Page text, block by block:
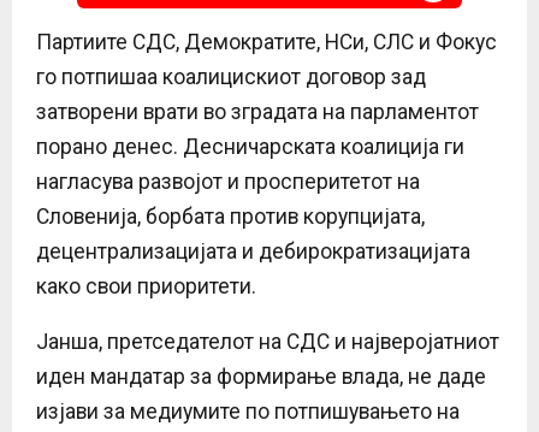
Партиите СДС, Демократите, НСи, СЛС и Фокус
го потпишаа коалицискиот договор зад
затворени врати во зградата на парламентот
порано денес. Десничарската коалиција ги
нагласува развојот и просперитетот на
Словенија, борбата против корупцијата,
децентрализацијата и дебирократизацијата
како свои приоритети.
Јанша, претседателот на СДС и најверојатниот
иден мандатар за формирање влада, не даде
изјави за медиумите по потпишувањето на